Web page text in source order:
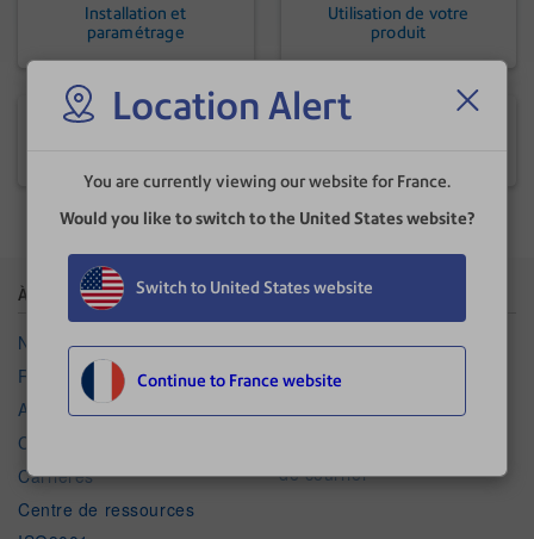
Location Alert
You are currently viewing our website for France.
Would you like to switch to the United States website?
Switch to United States website
Continue to France website
Installation et
paramétrage
Utilisation de votre
produit
À propos de Pitney Bowes
Notre entreprise
RSE
Actualités
Contactez-nous
Carrières
Centre de ressources
Boutique
Consommables pour
à affranchir
de courrier